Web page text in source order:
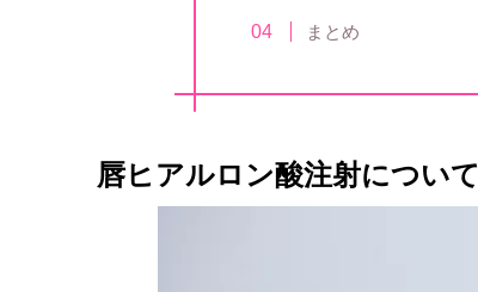
まとめ
唇ヒアルロン酸注射について